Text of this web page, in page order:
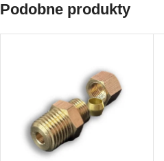
Podobne produkty